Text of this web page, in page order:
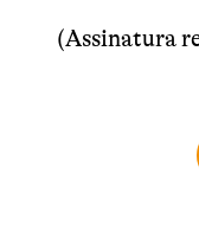
(Assinatura